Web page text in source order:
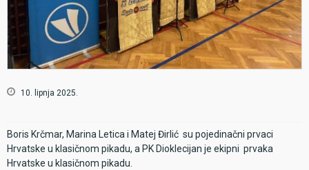
10. lipnja 2025.
Boris Krčmar, Marina Letica i Matej Đirlić su pojedinačni prvaci
Hrvatske u klasičnom pikadu, a PK Dioklecijan je ekipni prvaka
Hrvatske u klasičnom pikadu.